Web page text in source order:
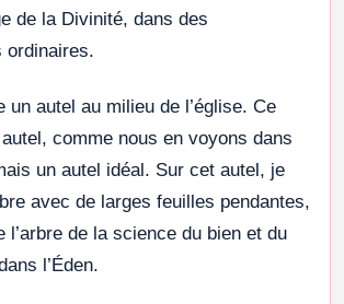
de la Divinité, dans des
ordinaires.
un autel au milieu de l’église. Ce
autel, comme nous en voyons dans
un autel idéal. Sur cet autel, je
avec de larges feuilles pendantes,
l’arbre de la science du bien et du
l’Éden.